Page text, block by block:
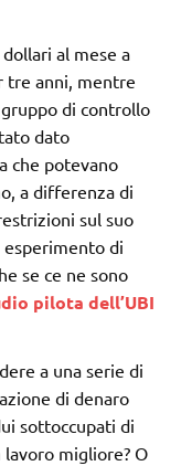
al mese a
tre anni, mentre
di controllo
dato
che potevano
a differenza di
sul suo
esperimento di
se ce ne sono
pilota dell’UBI
a una serie di
di denaro
sottoccupati di
migliore? O